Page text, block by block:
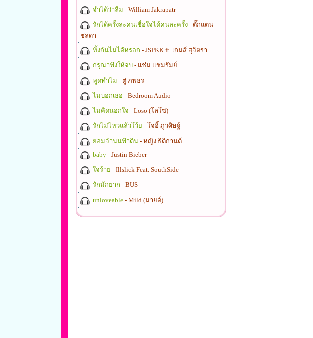
จำได้ว่าลืม - William Jakrapatr
รักได้ครั้งละคนเชื่อใจได้คนละครั้ง - ตั๊กแตน
ชลดา
ทิ้งกันไม่ได้หรอก - JSPKK ft. เกมส์ สุจิตรา
กรุณาฟังให้จบ - แช่ม แช่มรัมย์
พูดทำไม - ตู่ ภพธร
ไม่บอกเธอ - Bedroom Audio
ไม่คิดนอกใจ - Loso (โลโซ)
รักไม่ไหวแล้วโว้ย - โจอี้ ภูวศิษฐ์
ยอมจำนนฟ้าดิน - หญิง ธิติกานต์
baby - Justin Bieber
ใจร้าย - Illslick Feat. SouthSide
รักมักยาก - BUS
unloveable - Mild (มายด์)